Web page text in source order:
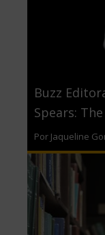
Buzz
Spears:
Por Jaqueline